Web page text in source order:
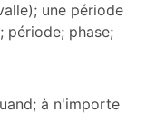
une période
période; phase;
à n'importe